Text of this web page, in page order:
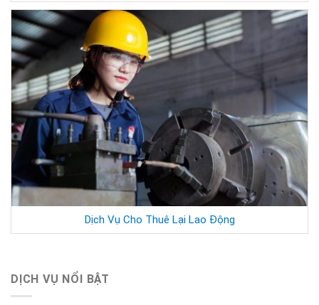
Dịch Vụ Cho Thuê Lại Lao Động
DỊCH VỤ NỔI BẬT